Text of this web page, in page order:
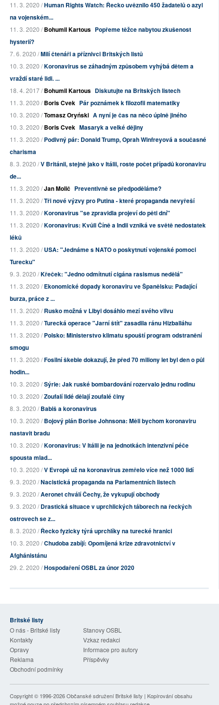
11. 3. 2020 /Human Rights Watch: Řecko uvěznilo 450 žadatelů o azyl
na vojenském...
11. 3. 2020 /Bohumil Kartous Popřeme těžce nabytou zkušenost
hysterií?
7. 6. 2020 /Milí čtenáři a příznivci Britských listů
10. 3. 2020 /Koronavirus se záhadným způsobem vyhýbá dětem a
vraždí staré lidi. ...
18. 4. 2017 /Bohumil Kartous Diskutujte na Britských listech
11. 3. 2020 /Boris Cvek Pár poznámek k filozofii matematiky
10. 3. 2020 /Tomasz Oryński A nyní je čas na něco úplně jiného
10. 3. 2020 /Boris Cvek Masaryk a velké dějiny
11. 3. 2020 /Podivný pár: Donald Trump, Oprah Winfreyová a současné
charisma
8. 3. 2020 /V Británii, stejně jako v Itálii, roste počet případů koronaviru
de...
11. 3. 2020 /Jan Molič Preventivně se předpoděláme?
11. 3. 2020 /Tři nové výzvy pro Putina - které propaganda nevyřeší
11. 3. 2020 /Koronavirus "se zpravidla projeví do pěti dní"
11. 3. 2020 /Koronavirus: Kvůli Číně a Indii vzniká ve světě nedostatek
léků
11. 3. 2020 /USA: "Jednáme s NATO o poskytnutí vojenské pomoci
Turecku"
9. 3. 2020 /Křeček: "Jedno odmítnutí cigána rasismus nedělá"
11. 3. 2020 /Ekonomické dopady koronaviru ve Španělsku: Padající
burza, práce z ...
11. 3. 2020 /Rusko možná v Libyi dosáhlo mezí svého vlivu
11. 3. 2020 /Turecká operace "Jarní štít" zasadila ránu Hizballáhu
11. 3. 2020 /Polsko: Ministerstvo klimatu spouští program odstranění
smogu
11. 3. 2020 /Fosilní škeble dokazují, že před 70 miliony let byl den o půl
hodin...
10. 3. 2020 /Sýrie: Jak ruské bombardování rozervalo jednu rodinu
10. 3. 2020 /Zoufalí lidé dělají zoufalé činy
8. 3. 2020 /Babiš a koronavirus
10. 3. 2020 /Bojový plán Borise Johnsona: Měli bychom koronaviru
nastavit bradu
10. 3. 2020 /Koronavirus: V Itálii je na jednotkách intenzivní péče
spousta mlad...
10. 3. 2020 /V Evropě už na koronavirus zemřelo více než 1000 lidí
9. 3. 2020 /Nacistická propaganda na Parlamentních listech
9. 3. 2020 /Aeronet chválí Čechy, že vykupují obchody
9. 3. 2020 /Drastická situace v uprchlických táborech na řeckých
ostrovech se z...
8. 3. 2020 /Řecko fyzicky týrá uprchlíky na turecké hranici
10. 3. 2020 /Chudoba zabíjí: Opomíjená krize zdravotnictví v
Afghánistánu
29. 2. 2020 /Hospodaření OSBL za únor 2020
Britské listy
O nás - Britské listy
Stanovy OSBL
Kontakty
Vzkaz redakci
Opravy
Informace pro autory
Reklama
Příspěvky
Obchodní podmínky
Copyright © 1996-2026Občanské sdružení Britské listy | Kopírování obsahu